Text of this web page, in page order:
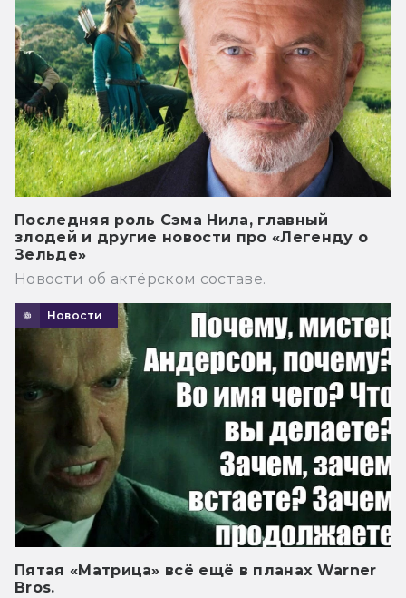
Последняя роль Сэма Нила, главный
злодей и другие новости про «Легенду о
Зельде»
Новости об актёрском составе.
Новости
Пятая «Матрица» всё ещё в планах Warner
Bros.